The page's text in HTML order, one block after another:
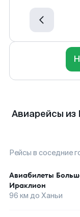
Авиарейсы
Рейсы в соседние
Авиабилеты
Ираклион
96 км до Ханьи